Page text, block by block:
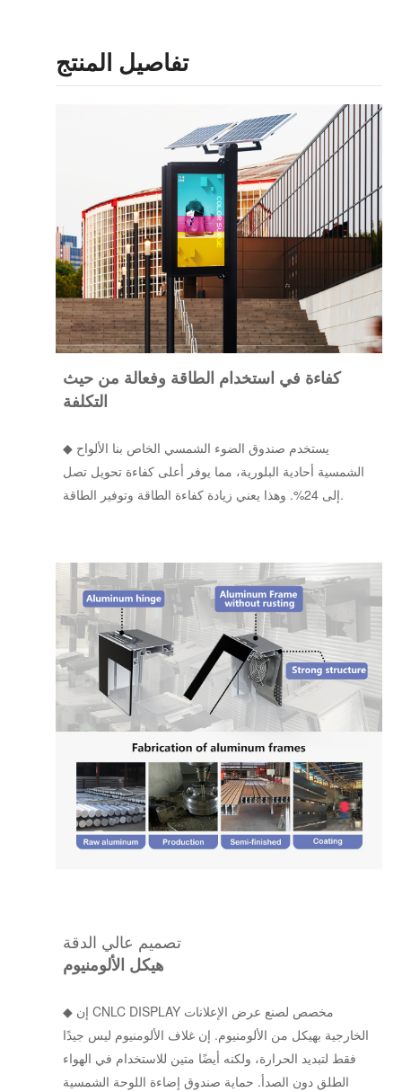
تفاصيل المنتج
كفاءة في استخدام الطاقة وفعالة من حيث
التكلفة
◆ يستخدم صندوق الضوء الشمسي الخاص بنا الألواح
الشمسية أحادية البلورية، مما يوفر أعلى كفاءة تحويل تصل
إلى 24%. وهذا يعني زيادة كفاءة الطاقة وتوفير الطاقة.
تصميم عالي الدقة
هيكل الألومنيوم
◆ إن CNLC DISPLAY مخصص لصنع عرض الإعلانات
الخارجية بهيكل من الألومنيوم. إن غلاف الألومنيوم ليس جيدًا
فقط لتبديد الحرارة، ولكنه أيضًا متين للاستخدام في الهواء
الطلق دون الصدأ. حماية صندوق إضاءة اللوحة الشمسية